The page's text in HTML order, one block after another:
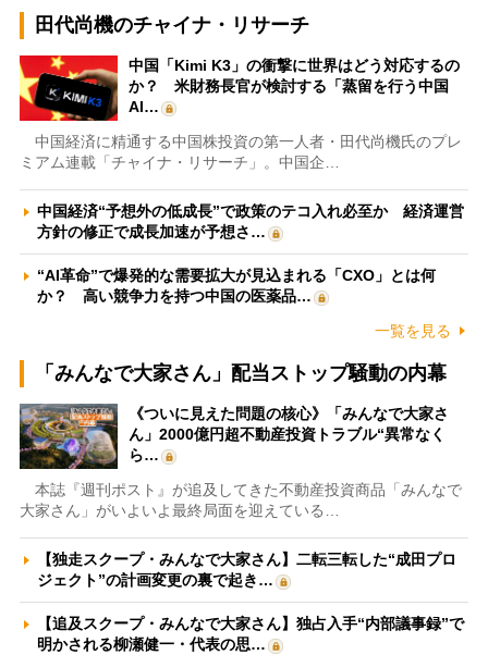
田代尚機のチャイナ・リサーチ
中国「Kimi K3」の衝撃に世界はどう対応するの
か？ 米財務長官が検討する「蒸留を行う中国
AI…
中国経済に精通する中国株投資の第一人者・田代尚機氏のプレ
ミアム連載「チャイナ・リサーチ」。中国企…
中国経済“予想外の低成長”で政策のテコ入れ必至か 経済運営
方針の修正で成長加速が予想さ…
“AI革命”で爆発的な需要拡大が見込まれる「CXO」とは何
か？ 高い競争力を持つ中国の医薬品…
一覧を見る
「みんなで大家さん」配当ストップ騒動の内幕
《ついに見えた問題の核心》「みんなで大家さ
ん」2000億円超不動産投資トラブル“異常なく
ら…
本誌『週刊ポスト』が追及してきた不動産投資商品「みんなで
大家さん」がいよいよ最終局面を迎えている…
【独走スクープ・みんなで大家さん】二転三転した“成田プロ
ジェクト”の計画変更の裏で起き…
【追及スクープ・みんなで大家さん】独占入手“内部議事録”で
明かされる柳瀬健一・代表の思…